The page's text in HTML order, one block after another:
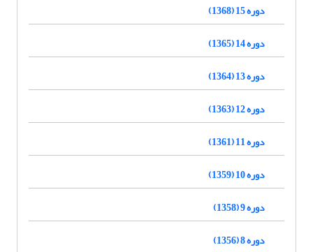
دوره 15 (1368)
دوره 14 (1365)
دوره 13 (1364)
دوره 12 (1363)
دوره 11 (1361)
دوره 10 (1359)
دوره 9 (1358)
دوره 8 (1356)